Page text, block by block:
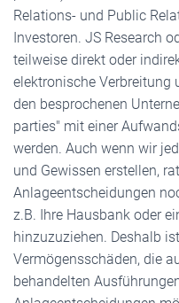
Relations- und Public
Investoren. JS Research
teilweise direkt oder
elektronische Verbreitung
den besprochenen
parties" mit einer
werden. Auch wenn wir
und Gewissen erstellen,
Anlageentscheidungen
z.B. Ihre Hausbank oder
hinzuzuziehen. Deshalb
Vermögensschäden, die
behandelten